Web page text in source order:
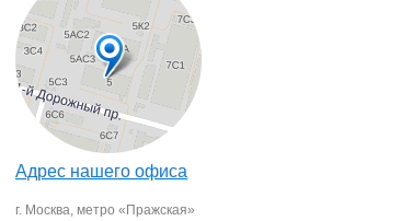
Адрес нашего офиса
г. Москва, метро «Пражская»